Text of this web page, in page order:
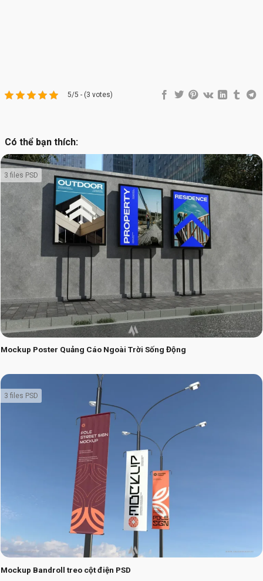
5/5 - (3 votes)
Có thể bạn thích:
Mockup Poster Quảng Cáo Ngoài Trời Sống Động
3 files PSD
Mockup Bandroll treo cột điện PSD
3 files PSD